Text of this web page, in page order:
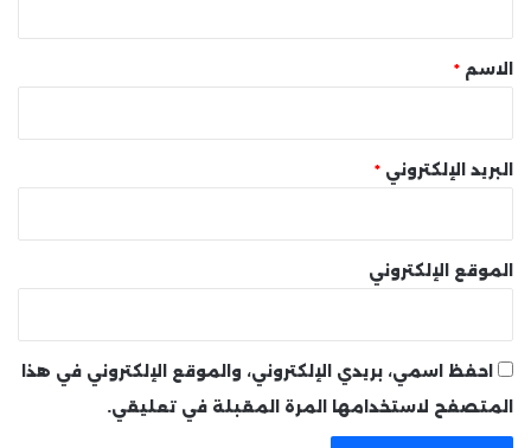
* الاسم *
البريد الإلكتروني *
الموقع الإلكتروني
احفظ اسمي، بريدي الإلكتروني، والموقع الإلكتروني في هذا
المتصفح لاستخدامها المرة المقبلة في تعليقي.